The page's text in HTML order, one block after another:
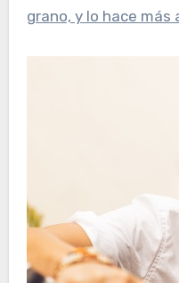
grano, y lo hace